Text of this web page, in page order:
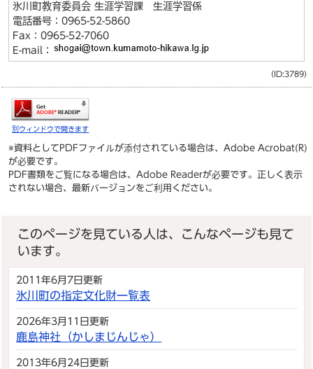
氷川町教育委員会 生涯学習課 生涯学習係
電話番号：0965-52-5860
Fax：0965-52-7060
E-mail：
（ID:3789）
別ウィンドウで開きます
※資料としてPDFファイルが添付されている場合は、Adobe Acrobat(R)
が必要です。
PDF書類をご覧になる場合は、Adobe Readerが必要です。正しく表示
されない場合、最新バージョンをご利用ください。
このページを見ている人は、こんなページも見て
います。
2011年6月7日更新
氷川町の指定文化財一覧表
2026年3月11日更新
鹿島神社（かしまじんじゃ）
2013年6月24日更新